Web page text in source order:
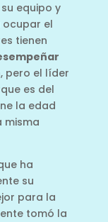
equipo y
ocupar el
tienen
, pero el líder
es del
la edad
misma
ha
su
para la
tomó la